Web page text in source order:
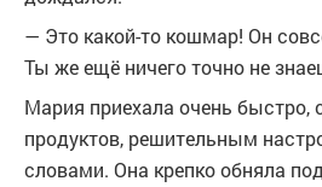
— Это какой-то кошмар! Он
Ты же ещё ничего точно не
Мария приехала очень быстро,
продуктов, решительным
словами. Она крепко обняла